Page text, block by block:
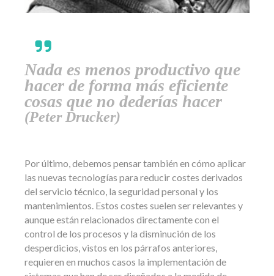
Nada es menos productivo que
hacer de forma más eficiente
cosas que no dederías hacer
(Peter Drucker)
Por último, debemos pensar también en cómo aplicar
las nuevas tecnologías para reducir costes derivados
del servicio técnico, la seguridad personal y los
mantenimientos. Estos costes suelen ser relevantes y
aunque están relacionados directamente con el
control de los procesos y la disminución de los
desperdicios, vistos en los párrafos anteriores,
requieren en muchos casos la implementación de